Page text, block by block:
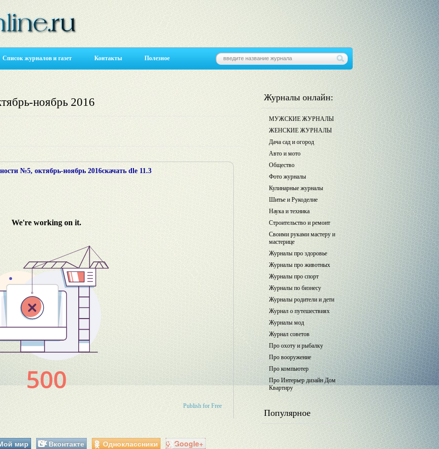
Список журналов и газет Контакты Полезное
ноябрь 2016
№5, октябрь-ноябрь 2016скачать dle 11.3
Publish for Free
мир Вконтакте Одноклассники Google+
Журналы онлайн:
МУЖСКИЕ ЖУРНАЛЫ
ЖЕНСКИЕ ЖУРНАЛЫ
Дача сад и огород
Авто и мото
Общество
Фото журналы
Кулинарные журналы
Шитье и Рукоделие
Наука и техника
Строительство и ремонт
Своими руками мастеру и
мастерице
Журналы про здоровье
Журналы про животных
Журналы про спорт
Журналы по бизнесу
Журналы родители и дети
Журнал о путешествиях
Журналы мод
Журнал советов
Про охоту и рыбалку
Про вооружение
Про компьютер
Про Интерьер дизайн Дом
Квартиру
Популярное